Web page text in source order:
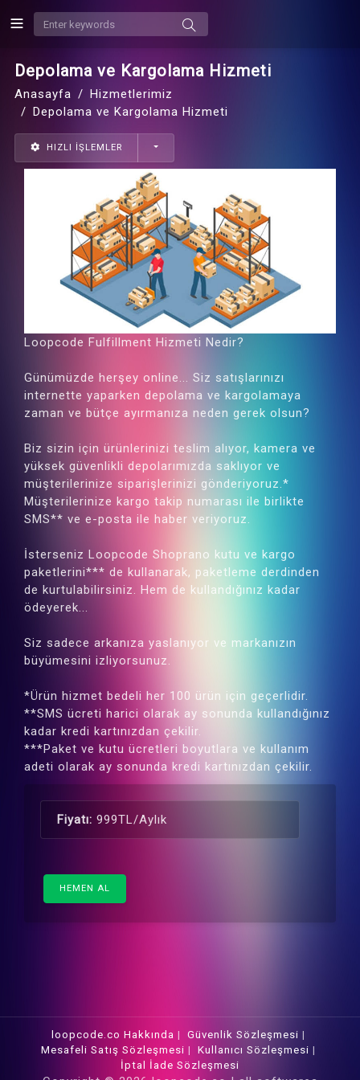
Depolama ve Kargolama Hizmeti
Anasayfa
Hizmetlerimiz
Depolama ve Kargolama Hizmeti
HIZLI İŞLEMLER
Loopcode Fulfillment Hizmeti Nedir?
Günümüzde herşey online... Siz satışlarınızı
internette yaparken depolama ve kargolamaya
zaman ve bütçe ayırmanıza neden gerek olsun?
Biz sizin için ürünlerinizi teslim alıyor, kamera ve
yüksek güvenlikli depolarımızda saklıyor ve
müşterilerinize siparişlerinizi gönderiyoruz.*
Müşterilerinize kargo takip numarası ile birlikte
SMS** ve e-posta ile haber veriyoruz.
İsterseniz Loopcode Shoprano kutu ve kargo
paketlerini*** de kullanarak, paketleme derdinden
de kurtulabilirsiniz. Hem de kullandığınız kadar
ödeyerek...
Siz sadece arkanıza yaslanıyor ve markanızın
büyümesini izliyorsunuz.
*Ürün hizmet bedeli her 100 ürün için geçerlidir.
**SMS ücreti harici olarak ay sonunda kullandığınız
kadar kredi kartınızdan çekilir.
***Paket ve kutu ücretleri boyutlara ve kullanım
adeti olarak ay sonunda kredi kartınızdan çekilir.
Fiyatı: 999TL/Aylık
HEMEN AL
loopcode.co Hakkında | Güvenlik Sözleşmesi |
Mesafeli Satış Sözleşmesi | Kullanıcı Sözleşmesi |
İptal İade Sözleşmesi